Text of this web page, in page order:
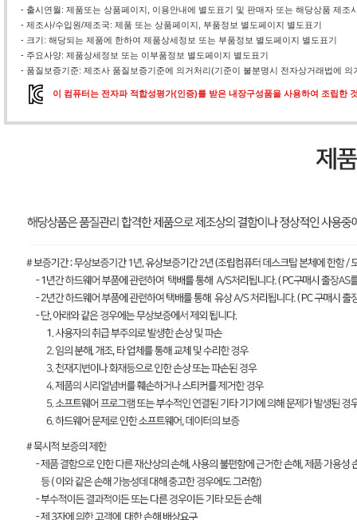
- 출시연월: 제품또는 상품페이지, 이용안내에 별도표기 및 판매자 또는 해당상품 제조
- 제조사/수입원/제조국: 제품 또는 상품페이지, 부품정보 별도페이지 별도표기
- 크기: 해당되는 제품에 한하여 제품상세정보 또는 부품정보 별도페이지 별도표기
- 주요사양: 제품상세정보 또는 이부품정보 별도페이지 별도표기
- 품질보증기준: 제조사 품질보증기준에 의거처리(기준이 불분명시 전자상거래법에 의
이 컴퓨터는 전자파 적합성평가(인증)를 받은 내장구성품을 사용하여 조립한